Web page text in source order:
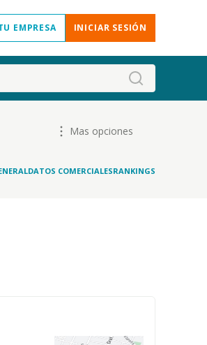
EMPRESA INICIAR SESIÓN
Mas opciones
DATOS COMERCIALESRANKINGS